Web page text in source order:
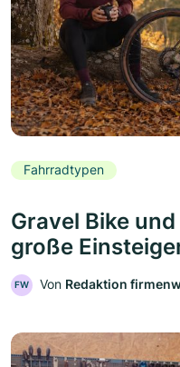
Fahrradtypen
Gravel Bike
große
FW Von Redaktion